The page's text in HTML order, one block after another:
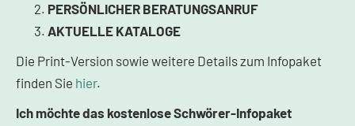
PERSÖNLICHER BERATUNGSANRUF
AKTUELLE KATALOGE
Die Print-Version sowie weitere Details zum Infopaket
finden Sie hier.
Ich möchte das kostenlose Schwörer-Infopaket